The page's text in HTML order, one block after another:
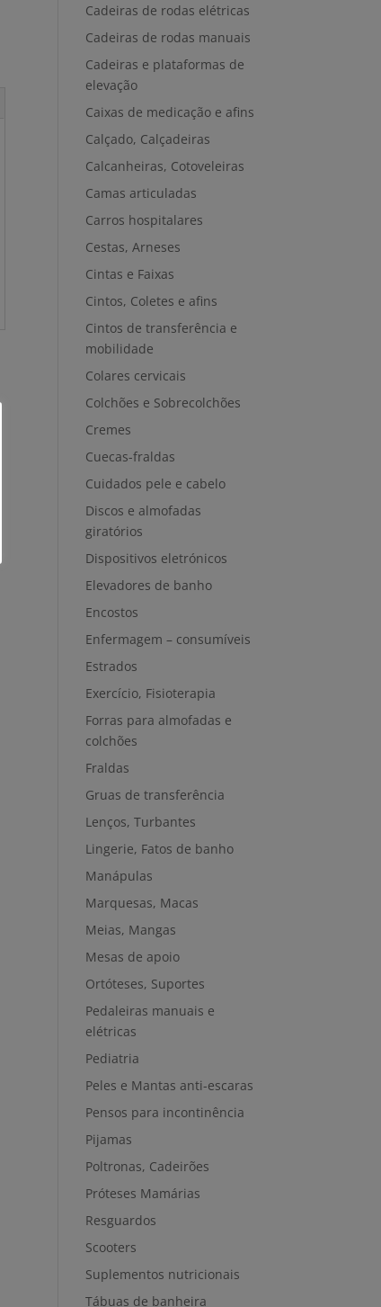
Cadeiras de rodas elétricas
Cadeiras de rodas manuais
Cadeiras e plataformas de
elevação
Caixas de medicação e afins
Calçado, Calçadeiras
Calcanheiras, Cotoveleiras
Camas articuladas
Carros hospitalares
Cestas, Arneses
Cintas e Faixas
Cintos, Coletes e afins
Cintos de transferência e
mobilidade
Colares cervicais
Colchões e Sobrecolchões
Cremes
Cuecas-fraldas
Cuidados pele e cabelo
Discos e almofadas
giratórios
Dispositivos eletrónicos
Elevadores de banho
Encostos
Enfermagem – consumíveis
Estrados
Exercício, Fisioterapia
Forras para almofadas e
colchões
Fraldas
Gruas de transferência
Lenços, Turbantes
Lingerie, Fatos de banho
Manápulas
Marquesas, Macas
Meias, Mangas
Mesas de apoio
Ortóteses, Suportes
Pedaleiras manuais e
elétricas
Pediatria
Peles e Mantas anti-escaras
Pensos para incontinência
Pijamas
Poltronas, Cadeirões
Próteses Mamárias
Resguardos
Scooters
Suplementos nutricionais
Tábuas de banheira